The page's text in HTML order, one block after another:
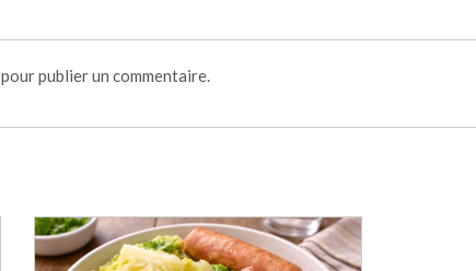
pour publier un commentaire.